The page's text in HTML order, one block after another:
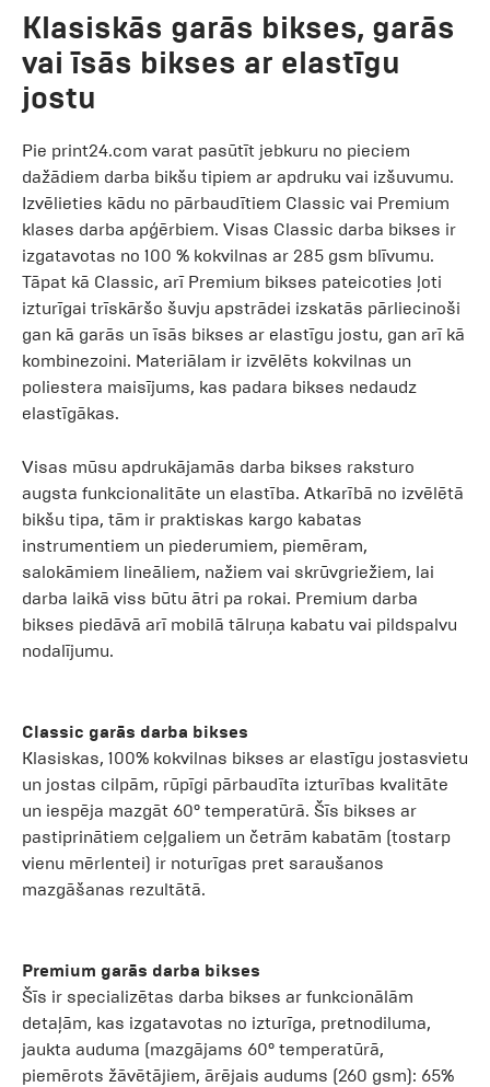
Klasiskās garās bikses, garās
vai īsās bikses ar elastīgu
jostu
Pie print24.com varat pasūtīt jebkuru no pieciem
dažādiem darba bikšu tipiem ar apdruku vai izšuvumu.
Izvēlieties kādu no pārbaudītiem Classic vai Premium
klases darba apģērbiem. Visas Classic darba bikses ir
izgatavotas no 100 % kokvilnas ar 285 gsm blīvumu.
Tāpat kā Classic, arī Premium bikses pateicoties ļoti
izturīgai trīskāršo šuvju apstrādei izskatās pārliecinoši
gan kā garās un īsās bikses ar elastīgu jostu, gan arī kā
kombinezoini. Materiālam ir izvēlēts kokvilnas un
poliestera maisījums, kas padara bikses nedaudz
elastīgākas.
Visas mūsu apdrukājamās darba bikses raksturo
augsta funkcionalitāte un elastība. Atkarībā no izvēlētā
bikšu tipa, tām ir praktiskas kargo kabatas
instrumentiem un piederumiem, piemēram,
salokāmiem lineāliem, nažiem vai skrūvgriežiem, lai
darba laikā viss būtu ātri pa rokai. Premium darba
bikses piedāvā arī mobilā tālruņa kabatu vai pildspalvu
nodalījumu.
Classic garās darba bikses
Klasiskas, 100% kokvilnas bikses ar elastīgu jostasvietu
un jostas cilpām, rūpīgi pārbaudīta izturības kvalitāte
un iespēja mazgāt 60° temperatūrā. Šīs bikses ar
pastiprinātiem ceļgaliem un četrām kabatām (tostarp
vienu mērlentei) ir noturīgas pret saraušanos
mazgāšanas rezultātā.
Premium garās darba bikses
Šīs ir specializētas darba bikses ar funkcionālām
detaļām, kas izgatavotas no izturīga, pretnodiluma,
jaukta auduma (mazgājams 60° temperatūrā,
piemērots žāvētājiem, ārējais audums (260 gsm): 65%